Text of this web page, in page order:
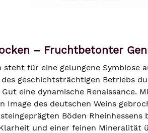
– Fruchtbetonter
für eine gelungene Symbiose
geschichtsträchtigen Betriebs
eine dynamische Renaissance.
des deutschen Weins
Böden
und einer feinen Mineralität